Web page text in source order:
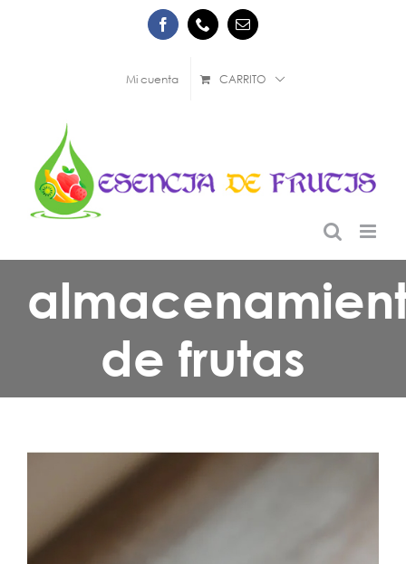
FacebookPhone Correo
electrónico
Mi cuenta CARRITO
de frutas